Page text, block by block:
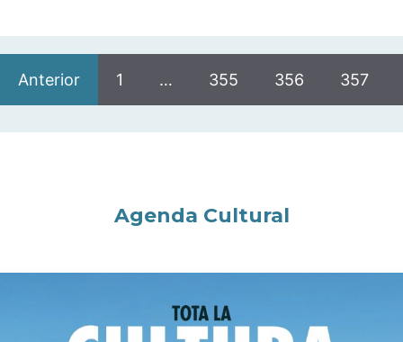
Anterior 1 … 355 356 357
Agenda Cultural